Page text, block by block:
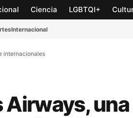
Ciencia LGBTQI+
Internacional
internacionales